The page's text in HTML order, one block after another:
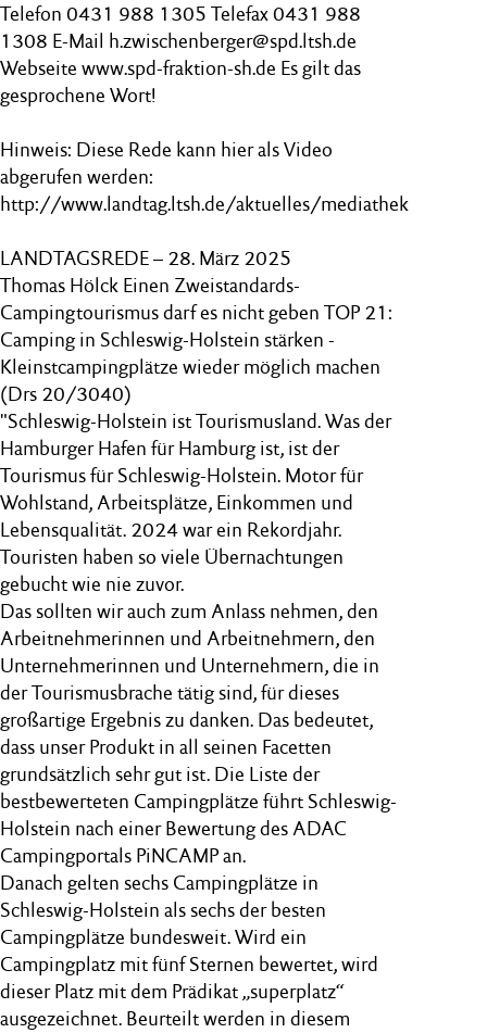
Telefon 0431 988 1305 Telefax 0431 988
1308 E-Mail h.zwischenberger@spd.ltsh.de
Webseite www.spd-fraktion-sh.de Es gilt das
gesprochene Wort!
Hinweis: Diese Rede kann hier als Video
abgerufen werden:
http://www.landtag.ltsh.de/aktuelles/mediathek
LANDTAGSREDE – 28. März 2025
Thomas Hölck Einen Zweistandards-
Campingtourismus darf es nicht geben TOP 21:
Camping in Schleswig-Holstein stärken -
Kleinstcampingplätze wieder möglich machen
(Drs 20/3040)
"Schleswig-Holstein ist Tourismusland. Was der
Hamburger Hafen für Hamburg ist, ist der
Tourismus für Schleswig-Holstein. Motor für
Wohlstand, Arbeitsplätze, Einkommen und
Lebensqualität. 2024 war ein Rekordjahr.
Touristen haben so viele Übernachtungen
gebucht wie nie zuvor.
Das sollten wir auch zum Anlass nehmen, den
Arbeitnehmerinnen und Arbeitnehmern, den
Unternehmerinnen und Unternehmern, die in
der Tourismusbrache tätig sind, für dieses
großartige Ergebnis zu danken. Das bedeutet,
dass unser Produkt in all seinen Facetten
grundsätzlich sehr gut ist. Die Liste der
bestbewerteten Campingplätze führt Schleswig-
Holstein nach einer Bewertung des ADAC
Campingportals PiNCAMP an.
Danach gelten sechs Campingplätze in
Schleswig-Holstein als sechs der besten
Campingplätze bundesweit. Wird ein
Campingplatz mit fünf Sternen bewertet, wird
dieser Platz mit dem Prädikat „superplatz“
ausgezeichnet. Beurteilt werden in diesem